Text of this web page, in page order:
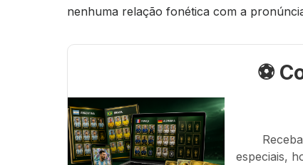
nenhuma relação fonética com a
⚽
especiais,